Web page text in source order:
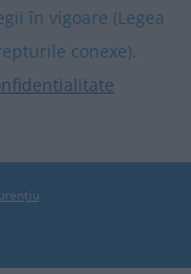
în vigoare (Legea
conexe).